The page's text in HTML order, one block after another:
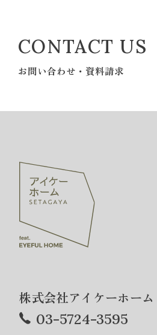
CONTACT US
お問い合わせ・資料請求
株式会社アイケーホーム
03-5724-3595